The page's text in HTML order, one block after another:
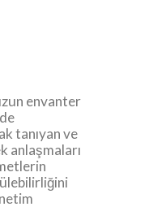
envanter
tanıyan ve
anlaşmaları